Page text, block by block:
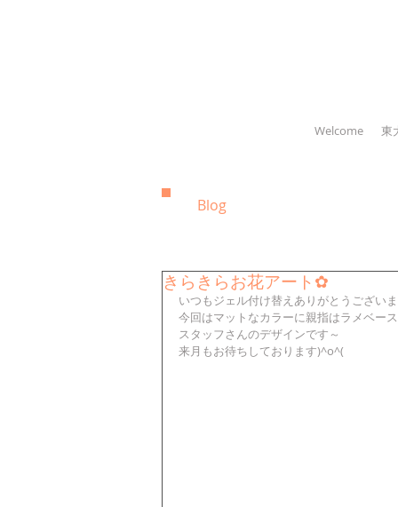
Welcome 東
Blog
きらきらお花アート✿
いつもジェル付け替えありがとうござい
今回はマットなカラーに親指はラメベー
スタッフさんのデザインです～
来月もお待ちしております)^o^(